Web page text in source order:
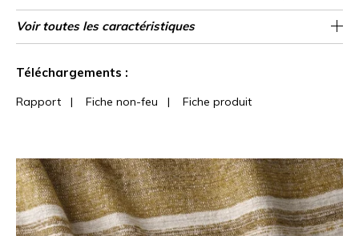
Raccord Raccord droit
Test
Martindale
50000
Usage
martindale
Siège à usage intensif : >40,000 cycles
(Martindale) et/ou >30,000 doubles rubs
Wyzenbeek 75000
Sens De large
Poids g/m² 630
Performance
Accoustique
aw - 0.15
Usage
Entretien
Pays d'origine Belgique
Rapport
Vertical
32 cm / 13 Inches
Voir toutes les caractéristiques
Téléchargements :
Rapport | Fiche non-feu | Fiche produit